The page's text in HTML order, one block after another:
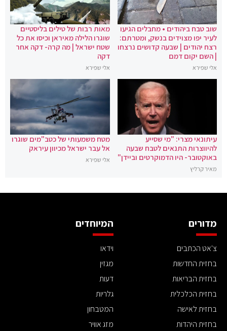
שוב טבח ביהודים • מחבלים הגיעו
לעיר יפו מצוידים בנשק, ומטרתם:
רצח יהודים | שבעה קדושים נרצחו
| השם יקום דמם
אלי שפירא
מאות רבות של טילים בליסטיים
שוגרו הלילה מאיראן וכיסו את כל
שטח ישראל | מה קרה- דקה אחר
דקה
אלי שפירא
עיתונאי מצרי: "מי שסייע
להיווצרות התנאים לטבח שבעה
באוקטובר- היו הדמוקרטים וביידן"
מאיר קרליץ
מטח משמעותי של כטב"מים שוגרו
אל עבר ישראל מכיוון עיראק
אלי שפירא
מדורים
צ'אט הכתבים
בחזית החדשות
בחזית הבריאות
בחזית הכלכלית
בחזית לאישה
בחזית היהדות
המיוחדים
וידאו
מגזין
דעות
גלריות
המטבחון
מזג אוויר